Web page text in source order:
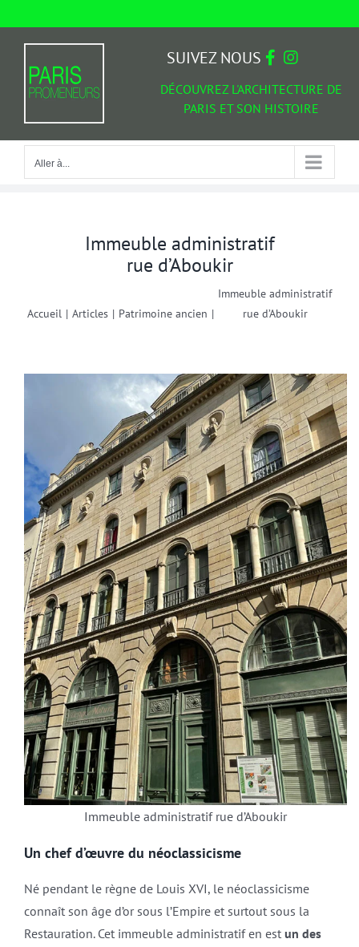
Aller à...
DÉCOUVREZ L'ARCHITECTURE DE
PARIS ET SON HISTOIRE
SUIVEZ NOUS
Aller à...
Immeuble administratif
rue d’Aboukir
Accueil | Articles | Patrimoine ancien |
Immeuble administratif
rue d’Aboukir
Immeuble administratif rue d’Aboukir
Un chef d’œuvre du néoclassicisme
Né pendant le règne de Louis XVI, le néoclassicisme
connaît son âge d’or sous l’Empire et surtout sous la
Restauration. Cet immeuble administratif en est un des